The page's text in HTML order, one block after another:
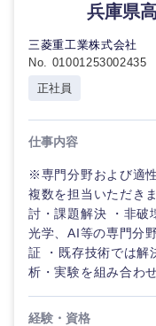
九州・沖縄
福岡県
兵庫県
三菱重工業株式会社
No. 01001253002435
正社員
仕事内容
※専門分野および適
複数を担当いただき
討・課題解決 ・非破
光学、AI等の専門分
証 ・既存技術では解
析・実験を組み合わ
経験・資格